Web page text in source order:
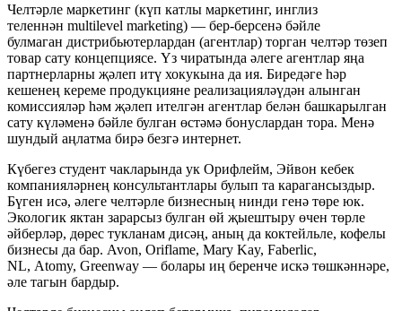
Челтәрле маркетинг (күп катлы маркетинг, инглиз
теленнән multilevel marketing) — бер-берсенә бәйле
булмаган дистрибьютерлардан (агентлар) торган челтәр төзеп
товар сату концепциясе. Үз чиратында әлеге агентлар яңа
партнерларны җәлеп итү хокукына да ия. Биредәге һәр
кешенең кереме продукцияне реализацияләүдән алынган
комиссияләр һәм җәлеп ителгән агентлар белән башкарылган
сату күләменә бәйле булган өстәмә бонуслардан тора. Менә
шундый аңлатма бирә безгә интернет.
Күбегез студент чакларында ук Орифлейм, Эйвон кебек
компанияләрнең консультантлары булып та карагансыздыр.
Бүген исә, әлеге челтәрле бизнесның нинди генә төре юк.
Экологик яктан зарарсыз булган өй җыештыру өчен төрле
әйберләр, дөрес тукланам дисәң, аның да коктейльле, кофелы
бизнесы да бар. Avon, Oriflame, Mary Kay, Faberlic,
NL, Atomy, Greenway — болары иң беренче искә төшкәннәре,
әле тагын бардыр.